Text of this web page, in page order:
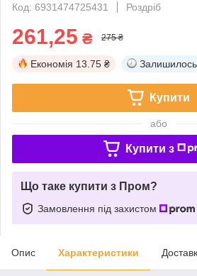
Код: 6931474725431
Роздріб
261,25 ₴ 275 ₴
Економія 13.75 ₴ Залишилось
Купити
або
Купити з
Що таке купити з Пром?
Замовлення під захистом
Опис Характеристики